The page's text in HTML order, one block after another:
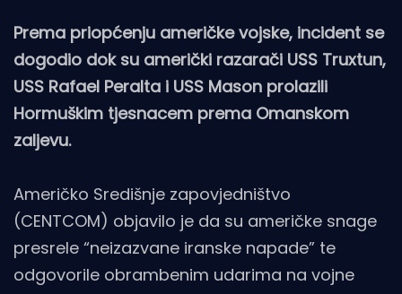
Prema priopćenju američke vojske, incident se
dogodio dok su američki razarači USS Truxtun,
USS Rafael Peralta i USS Mason prolazili
Hormuškim tjesnacem prema Omanskom
zaljevu.
Američko Središnje zapovjedništvo
(CENTCOM) objavilo je da su američke snage
presrele “neizazvane iranske napade” te
odgovorile obrambenim udarima na vojne